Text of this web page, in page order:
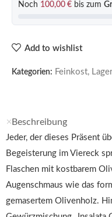
Noch 100,00 € bis zum
Add to wishlist
Kategorien: Feinkost,
Beschreibung
Jeder, der dieses Präsent
Begeisterung im Viereck
Flaschen mit kostbarem
Augenschmaus wie das
gemasertem Olivenholz.